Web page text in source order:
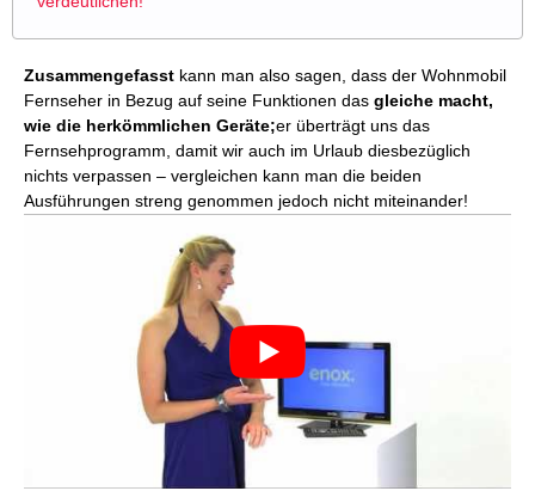
Zusammengefasst kann man also sagen, dass der Wohnmobil
Fernseher in Bezug auf seine Funktionen das gleiche macht,
wie die herkömmlichen Geräte;er überträgt uns das
Fernsehprogramm, damit wir auch im Urlaub diesbezüglich
nichts verpassen – vergleichen kann man die beiden
Ausführungen streng genommen jedoch nicht miteinander!